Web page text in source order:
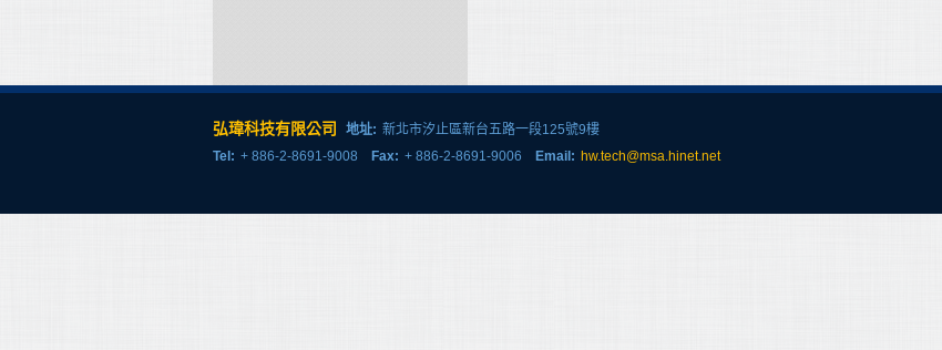
弘瑋科技有限公司 地址: 新北市汐止區新台五路一段125號9樓
Tel: + 886-2-8691-9008 Fax: + 886-2-8691-9006 Email: hw.tech@msa.hinet.net